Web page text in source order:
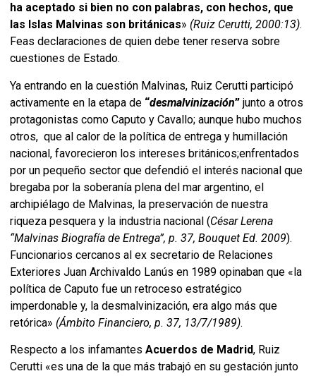
ha aceptado si bien no con palabras, con hechos, que
las Islas Malvinas son británicas» (Ruiz Cerutti, 2000:13).
Feas declaraciones de quien debe tener reserva sobre
cuestiones de Estado.
Ya entrando en la cuestión Malvinas, Ruiz Cerutti participó
activamente en la etapa de “desmalvinización” junto a otros
protagonistas como Caputo y Cavallo; aunque hubo muchos
otros, que al calor de la política de entrega y humillación
nacional, favorecieron los intereses británicos;enfrentados
por un pequeño sector que defendió el interés nacional que
bregaba por la soberanía plena del mar argentino, el
archipiélago de Malvinas, la preservación de nuestra
riqueza pesquera y la industria nacional (César Lerena
“Malvinas Biografía de Entrega”, p. 37, Bouquet Ed. 2009).
Funcionarios cercanos al ex secretario de Relaciones
Exteriores Juan Archivaldo Lanús en 1989 opinaban que «la
política de Caputo fue un retroceso estratégico
imperdonable y, la desmalvinización, era algo más que
retórica» (Ámbito Financiero, p. 37, 13/7/1989).
Respecto a los infamantes Acuerdos de Madrid, Ruiz
Cerutti «es una de la que más trabajó en su gestación junto